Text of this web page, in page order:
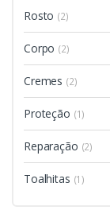
Rosto (2)
Corpo (2)
Cremes (2)
Proteção (1)
Reparação (2)
Toalhitas (1)